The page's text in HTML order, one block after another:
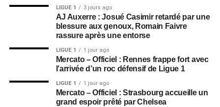
LIGUE 1 3 jours ago
AJ Auxerre : Josué Casimir retardé par une
blessure aux genoux, Romain Faivre
rassure après une entorse
LIGUE 1 1 jour ago
Mercato – Officiel : Rennes frappe fort avec
l’arrivée d’un roc défensif de Ligue 1
LIGUE 1 1 jour ago
Mercato – Officiel : Strasbourg accueille un
grand espoir prêté par Chelsea